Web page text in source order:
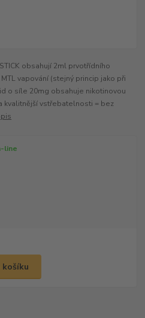
obsahují 2ml prvotřídního
vapování (stejný princip jako při
o síle 20mg obsahuje nikotinovou
kvalitnější vstřebatelnosti = bez
line